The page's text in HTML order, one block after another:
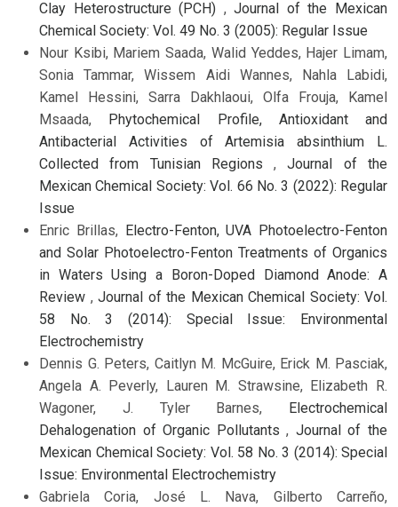
Clay Heterostructure (PCH) ,Journal of the Mexican
Chemical Society: Vol. 49 No. 3 (2005): Regular Issue
Nour Ksibi, Mariem Saada, Walid Yeddes, Hajer Limam,
Sonia Tammar, Wissem Aidi Wannes, Nahla Labidi,
Kamel Hessini, Sarra Dakhlaoui, Olfa Frouja, Kamel
Msaada, Phytochemical Profile, Antioxidant and
Antibacterial Activities of Artemisia absinthium L.
Collected from Tunisian Regions,Journal of the
Mexican Chemical Society: Vol. 66 No. 3 (2022): Regular
Issue
Enric Brillas, Electro-Fenton, UVA Photoelectro-Fenton
and Solar Photoelectro-Fenton Treatments of Organics
in Waters Using a Boron-Doped Diamond Anode: A
Review , Journal of the Mexican Chemical Society: Vol.
58 No. 3 (2014): Special Issue: Environmental
Electrochemistry
Dennis G. Peters, Caitlyn M. McGuire, Erick M. Pasciak,
Angela A. Peverly, Lauren M. Strawsine, Elizabeth R.
Wagoner, J. Tyler Barnes, Electrochemical
Dehalogenation of Organic Pollutants, Journal of the
Mexican Chemical Society: Vol. 58 No. 3 (2014): Special
Issue: Environmental Electrochemistry
Gabriela Coria, José L. Nava, Gilberto Carreño,